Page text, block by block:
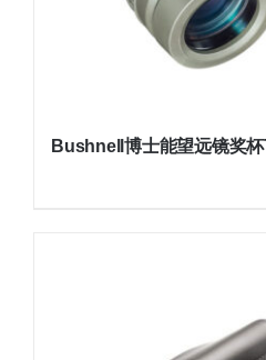
Bushnell博士能望远镜奖